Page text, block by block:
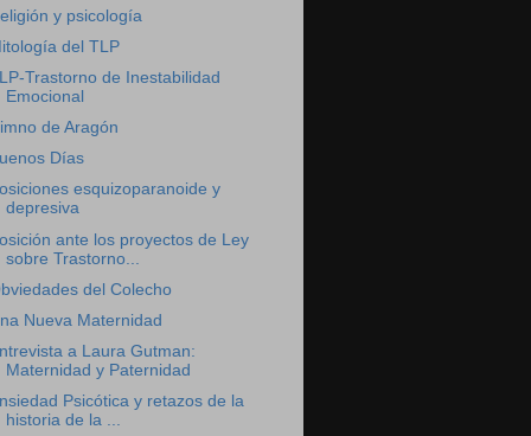
y psicología
del TLP
Trastorno de Inestabilidad
Emocional
de Aragón
Días
esquizoparanoide y
depresiva
ante los proyectos de Ley
sobre Trastorno...
del Colecho
Nueva Maternidad
a Laura Gutman:
Maternidad y Paternidad
Psicótica y retazos de la
historia de la ...